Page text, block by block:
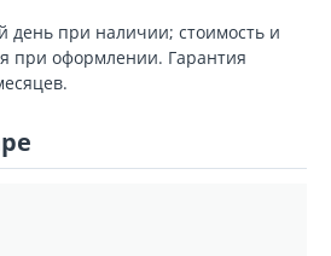
при наличии; стоимость и
при оформлении. Гарантия